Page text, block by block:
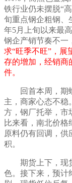
铁行业仍未摆脱“
旬重点钢企粗钢、
年5月上旬以来最
钢企产销节奏不一
求“旺季不旺”， 展
存的增加，经销商
件。
回首本周，期
主，商家心态不稳
方， 钢厂托举，市
比来看，南北价格
原料仍有回调 ， 供
积。
期货 上下 ，现
色。接下来，预计